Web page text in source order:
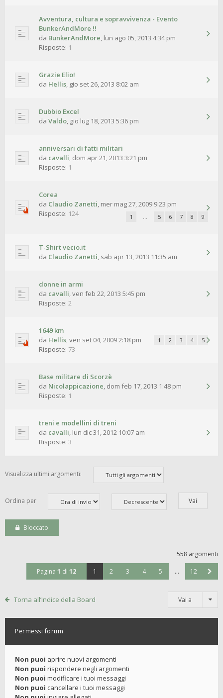
Avventura, cultura e sopravvivenza - Evento
BunkerAndMore !!
da BunkerAndMore, lun ago 05, 2013 4:34 pm
Risposte: 1
Grazie Elio!
da Hellis, gio set 26, 2013 8:02 am
Dubbio Excel
da Valdo, gio lug 18, 2013 5:36 pm
anniversari di fatti militari
da cavalli, dom apr 21, 2013 3:21 pm
Risposte: 1
Corea
da Claudio Zanetti, mer mag 27, 2009 9:23 pm
1 … 5 6 7 8 9
Risposte: 124
T-Shirt vecio.it
da Claudio Zanetti, sab apr 13, 2013 11:35 am
donne in armi
da cavalli,ven feb 22, 2013 5:45 pm
Risposte: 2
1649 km
da Hellis,ven set 04, 2009 2:18 pm 1 2 3 4 5
Risposte: 73
Base militare di Scorzè
da Nicolappicazione, dom feb 17, 2013 1:48 pm
Risposte: 1
treni e modellini di treni
da cavalli, lun dic 31, 2012 10:07 am
Risposte: 3
Visualizza ultimi argomenti:
Ordina per
Bloccato
558 argomenti
Pagina 1 di 12 1 2 3 4 5 … 12
Torna all’Indice della Board Vai a
Permessi forum
Non puoi aprire nuovi argomenti
Non puoi rispondere negli argomenti
Non puoi modificare i tuoi messaggi
Non puoi cancellare i tuoi messaggi